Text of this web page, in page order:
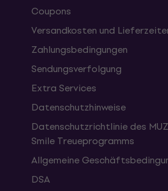
Coupons
Versandkosten und
Zahlungsbedingungen
Sendungsverfolgung
Extra Services
Datenschutzhinweise
Datenschutzrichtlinie des
Smile Treueprogramms
Allgemeine
DSA